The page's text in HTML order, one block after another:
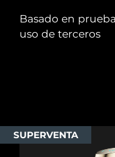
Basado en
uso de terceros
SUPERVENTA
FOREO APP
Kazajistán
Lituania